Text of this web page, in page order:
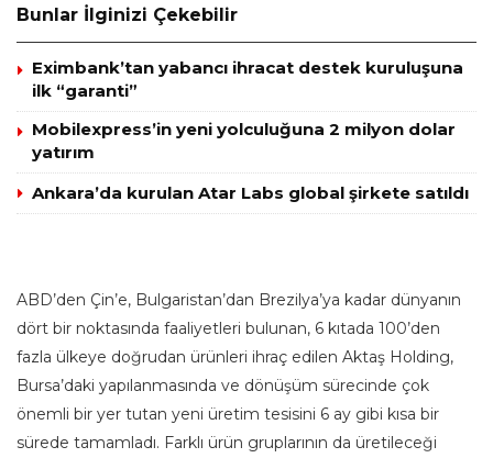
Bunlar İlginizi Çekebilir
Eximbank’tan yabancı ihracat destek kuruluşuna
ilk “garanti”
Mobilexpress’in yeni yolculuğuna 2 milyon dolar
yatırım
Ankara’da kurulan Atar Labs global şirkete satıldı
ABD’den Çin’e, Bulgaristan’dan Brezilya’ya kadar dünyanın
dört bir noktasında faaliyetleri bulunan, 6 kıtada 100’den
fazla ülkeye doğrudan ürünleri ihraç edilen Aktaş Holding,
Bursa’daki yapılanmasında ve dönüşüm sürecinde çok
önemli bir yer tutan yeni üretim tesisini 6 ay gibi kısa bir
sürede tamamladı. Farklı ürün gruplarının da üretileceği